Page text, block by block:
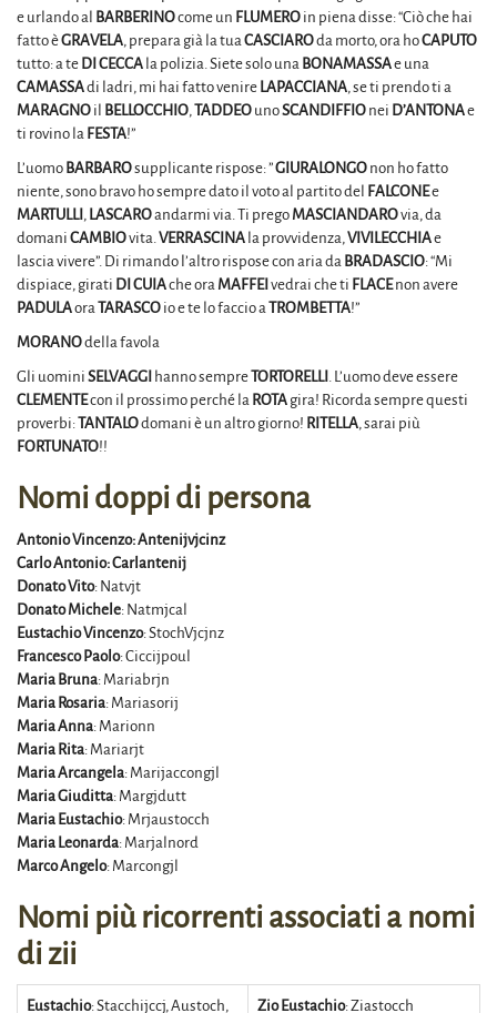
e urlando al BARBERINOcome un FLUMERO in piena disse: “Ciò che hai
fatto èGRAVELA, prepara già la tua CASCIAROda morto, ora hoCAPUTO
tutto: a te DI CECCA la polizia. Siete solo una BONAMASSAe una
CAMASSAdi ladri, mi hai fatto venire LAPACCIANA, se ti prendo ti a
MARAGNO il BELLOCCHIO, TADDEO unoSCANDIFFIO nei D’ANTONAe
ti rovino la FESTA!”
L’uomo BARBAROsupplicante rispose: ”GIURALONGO non ho fatto
niente, sono bravo ho sempre dato il voto al partito del FALCONEe
MARTULLI, LASCAROandarmi via. Ti prego MASCIANDAROvia, da
domani CAMBIOvita. VERRASCINA la provvidenza, VIVILECCHIAe
lascia vivere”. Di rimando l’altro rispose con aria da BRADASCIO: “Mi
dispiace, girati DI CUIAche ora MAFFEI vedrai che ti FLACEnon avere
PADULAora TARASCO io e te lo faccio a TROMBETTA!”
MORANOdella favola
Gli uomini SELVAGGI hanno sempreTORTORELLI . L’uomo deve essere
CLEMENTEcon il prossimo perché la ROTA gira! Ricorda sempre questi
proverbi:TANTALOdomani è un altro giorno! RITELLA, sarai più
FORTUNATO!!
Nomi doppi di persona
Antonio Vincenzo: Antenijvjcinz
Carlo Antonio: Carlantenij
Donato Vito: Natvjt
Donato Michele: Natmjcal
Eustachio Vincenzo: StochVjcjnz
Francesco Paolo: Ciccijpoul
Maria Bruna: Mariabrjn
Maria Rosaria: Mariasorij
Maria Anna: Marionn
Maria Rita: Mariarjt
Maria Arcangela: Marijaccongjl
Maria Giuditta: Margjdutt
Maria Eustachio: Mrjaustocch
Maria Leonarda: Marjalnord
Marco Angelo: Marcongjl
Nomi più ricorrenti associati a nomi
di zii
Eustachio: Stacchijccj, Austoch, Zio Eustachio: Ziastocch